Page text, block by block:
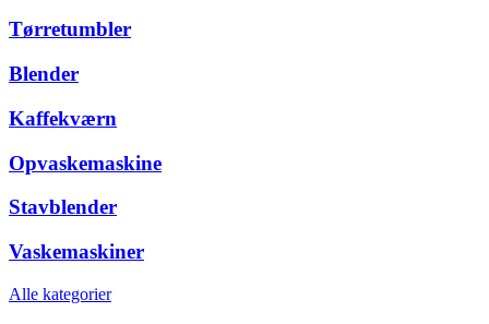
Tørretumbler
Blender
Kaffekværn
Opvaskemaskine
Stavblender
Vaskemaskiner
Alle kategorier